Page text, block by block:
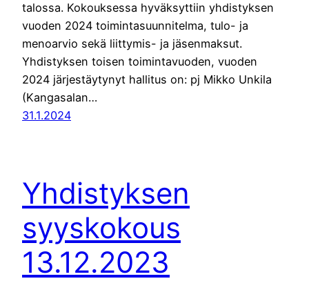
talossa. Kokouksessa hyväksyttiin yhdistyksen
vuoden 2024 toimintasuunnitelma, tulo- ja
menoarvio sekä liittymis- ja jäsenmaksut.
Yhdistyksen toisen toimintavuoden, vuoden
2024 järjestäytynyt hallitus on: pj Mikko Unkila
(Kangasalan…
31.1.2024
Yhdistyksen
syyskokous
13.12.2023